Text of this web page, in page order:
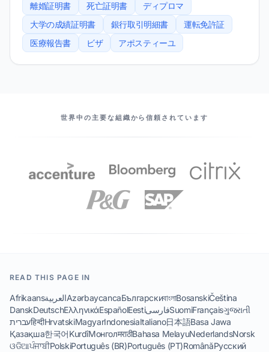
離婚証明書
死亡証明書
ディプロマ
大学の成績証明書
銀行取引明細書
運転免許証
医療報告書
ビザ アポスティーユ
当社のパートナー世界中の主要な組織から信頼されています
READ THIS PAGE IN
AfrikaansالعربيةAzərbaycancaБългарскиবাংলাBosanskiČeština
DanskDeutschΕλληνικάEspañolEestiفارسیSuomiFrançaisગુજરાતી
עבריתहिन्दीHrvatskiMagyarIndonesiaItaliano日本語Basa Jawa
Қазақша한국어KurdîМонголमराठीBahasa MelayuNederlandsNorsk
ଓଡିଆਪੰਜਾਬੀPolskiPortuguês (BR)Português (PT)RomânăРусский